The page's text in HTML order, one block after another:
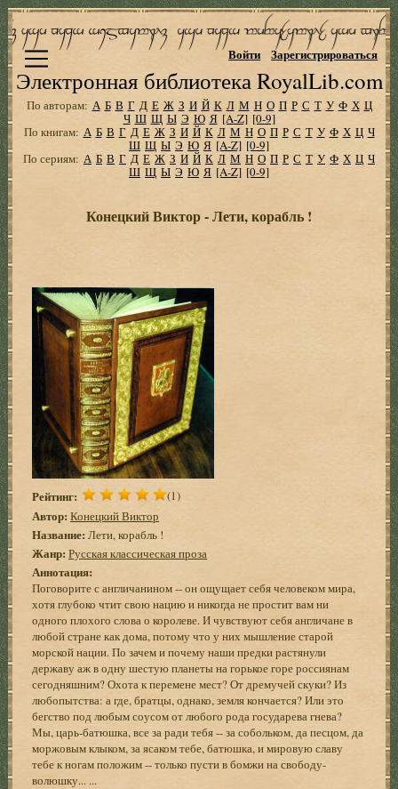
Электронная библиотека RoyalLib.com
Войти Зарегистрироваться
По авторам: А Б В Г Д Е Ж З И Й К Л М Н О П Р С Т У Ф Х Ц
Ч Ш Щ Ы Э Ю Я [A-Z] [0-9]
По книгам: А Б В Г Д Е Ж З И Й К Л М Н О П Р С Т У Ф Х Ц Ч
Ш Щ Ы Э Ю Я [A-Z] [0-9]
По сериям: А Б В Г Д Е Ж З И Й К Л М Н О П Р С Т У Ф Х Ц Ч
Ш Щ Ы Э Ю Я [A-Z] [0-9]
Конецкий Виктор - Лети, корабль !
Рейтинг: (1)
Автор: Конецкий Виктор
Название: Лети, корабль !
Жанр: Русская классическая проза
Аннотация:
Поговорите с англичанином -- он ощущает себя человеком мира,
хотя глубоко чтит свою нацию и никогда не простит вам ни
одного плохого слова о королеве. И чувствуют себя англичане в
любой стране как дома, потому что у них мышление старой
морской нации. По зачем и почему наши предки растянули
державу аж в одну шестую планеты на горькое горе россиянам
сегодняшним? Охота к перемене мест? От дремучей скуки? Из
любопытства: а где, братцы, однако, земля кончается? Или это
бегство под любым соусом от любого рода государева гнева?
Мы, царь-батюшка, все за ради тебя -- за собольком, да песцом, да
моржовым клыком, за ясаком тебе, батюшка, и мировую славу
тебе к ногам положим -- только пусти в бомжи на свободу-
волюшку... ...